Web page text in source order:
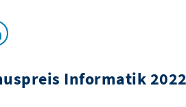
Informatik